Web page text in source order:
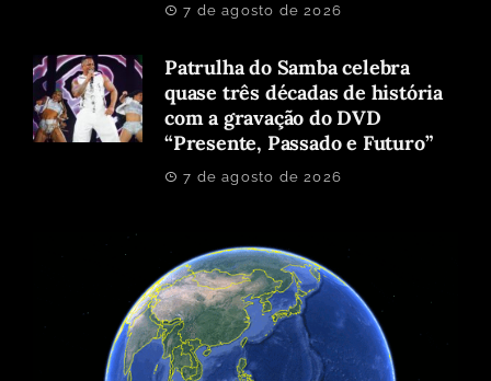
7 de agosto de 2026
Patrulha do Samba celebra
quase três décadas de história
com a gravação do DVD
“Presente, Passado e Futuro”
7 de agosto de 2026